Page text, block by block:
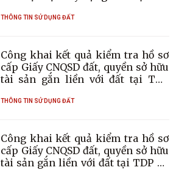
THÔNG TIN SỬ DỤNG ĐẤT
Công khai kết quả kiểm tra hồ sơ
cấp Giấy CNQSD đất, quyền sở hữu
tài sản gắn liền với đất tại TDP
THÔNG TIN SỬ DỤNG ĐẤT
Công khai kết quả kiểm tra hồ sơ
cấp Giấy CNQSD đất, quyền sở hữu
tài sản gắn liền với đất tại TDP Lê